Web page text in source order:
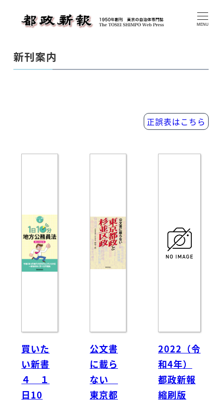
MENU
新刊案内
正誤表はこちら
買いた
い新書
４ １
日10
公文書
に載ら
ない
東京都
2022（令
和4年）
都政新報
縮刷版